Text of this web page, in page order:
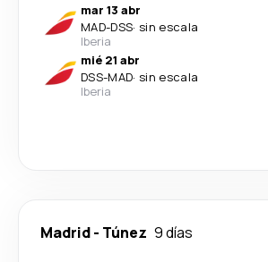
mar 13 abr
MAD-DSS· sin escala
Iberia
mié 21 abr
DSS-MAD· sin escala
Iberia
Madrid- Túnez 9 días